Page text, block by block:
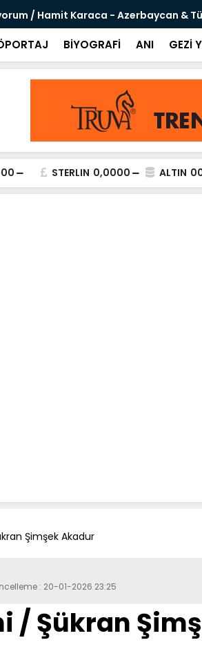
/ Hamit Karaca - Azerbaycan &
BİYOGRAFİ ANI GEZİ
STERLIN 0,0000 ALTIN
Şimşek Akadur
: 20-01-2026 23:25
/ Şükran